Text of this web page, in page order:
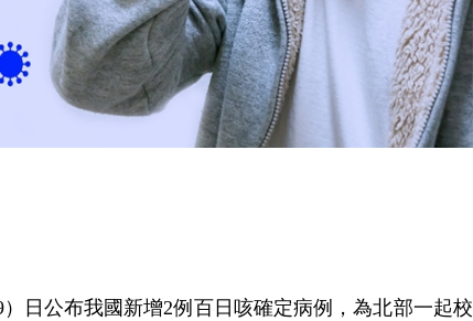
日公布我國新增2例百日咳確定病例，為北部一起校